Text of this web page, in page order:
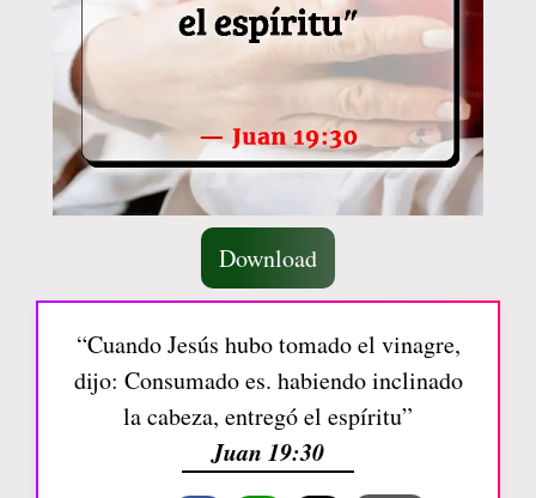
Download
“Cuando Jesús hubo tomado el vinagre,
dijo: Consumado es. habiendo inclinado
la cabeza, entregó el espíritu”
Juan 19:30